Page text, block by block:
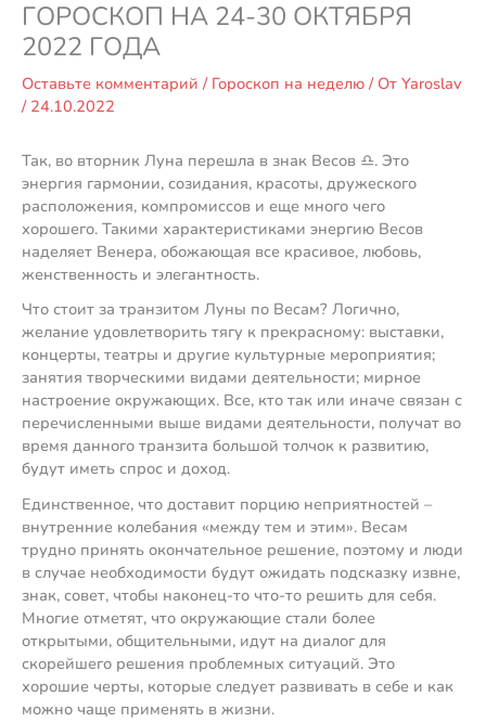
ГОРОСКОП НА 24-30 ОКТЯБРЯ
2022 ГОДА
Оставьте комментарий / Гороскоп на неделю / От Yaroslav
/ 24.10.2022
Так, во вторник Луна перешла в знак Весов ♎️. Это
энергия гармонии, созидания, красоты, дружеского
расположения, компромиссов и еще много чего
хорошего. Такими характеристиками энергию Весов
наделяет Венера, обожающая все красивое, любовь,
женственность и элегантность.
Что стоит за транзитом Луны по Весам? Логично,
желание удовлетворить тягу к прекрасному: выставки,
концерты, театры и другие культурные мероприятия;
занятия творческими видами деятельности; мирное
настроение окружающих. Все, кто так или иначе связан с
перечисленными выше видами деятельности, получат во
время данного транзита большой толчок к развитию,
будут иметь спрос и доход.
Единственное, что доставит порцию неприятностей –
внутренние колебания «между тем и этим». Весам
трудно принять окончательное решение, поэтому и люди
в случае необходимости будут ожидать подсказку извне,
знак, совет, чтобы наконец-то что-то решить для себя.
Многие отметят, что окружающие стали более
открытыми, общительными, идут на диалог для
скорейшего решения проблемных ситуаций. Это
хорошие черты, которые следует развивать в себе и как
можно чаще применять в жизни.